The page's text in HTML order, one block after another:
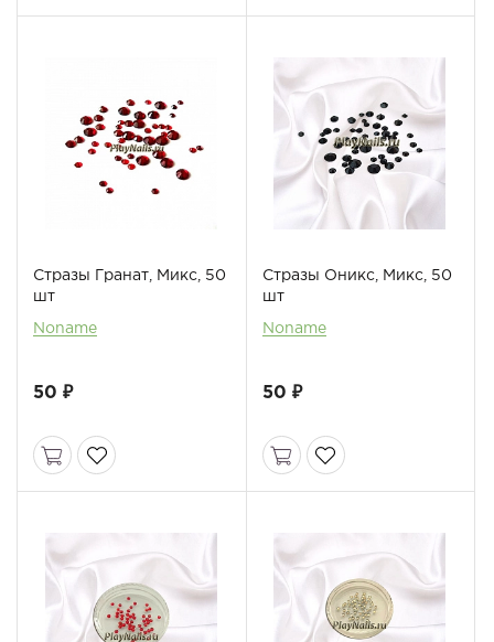
Стразы Гранат, Микс, 50
шт
Noname
50 ₽
Стразы Оникс, Микс, 50
шт
Noname
50 ₽